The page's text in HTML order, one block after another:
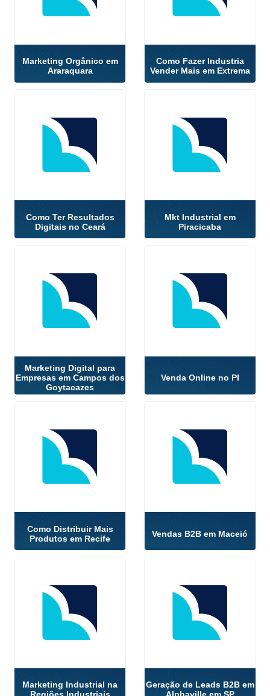
Marketing Orgânico em
Araraquara
Como Fazer Industria
Vender Mais em Extrema
Como Ter Resultados
Digitais no Ceará
Mkt Industrial em
Piracicaba
Marketing Digital para
Empresas em Campos dos
Goytacazes
Venda Online no PI
Como Distribuir Mais
Produtos em Recife
Vendas B2B em Maceió
Marketing Industrial na
Geração de Leads B2B em